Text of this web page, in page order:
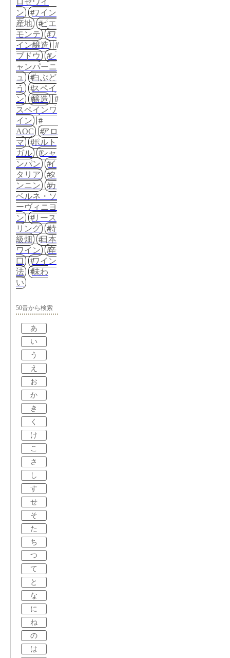
ン
ワイン
産地
ピエ
モンテ
ワ
イン醸造
ブドウ
シ
ャンパーニ
ュ
白ぶど
う
スペイ
ン
醸造
スペインワ
イン
AOC
アロ
マ
ポルト
ガル
シャ
ンパン
イ
タリア
タ
ンニン
カ
ベルネ・ソ
ーヴィニヨ
ン
リース
リング
特
級畑
日本
ワイン
辛
口
ワイン
法
味わ
い
50音から検索
あ
い
う
え
お
か
き
く
け
こ
さ
し
す
せ
そ
た
ち
つ
て
と
な
に
ね
の
は